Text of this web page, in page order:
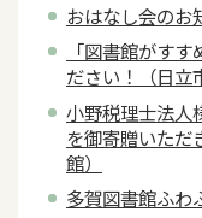
おはなし会のお
「図書館がす
ださい！（日立
小野税理士法人
を御寄贈いただ
館）
多賀図書館ふわ